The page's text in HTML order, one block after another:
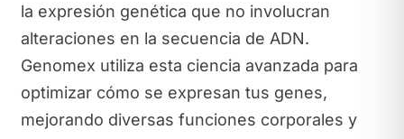
la expresión genética que no involucran
alteraciones en la secuencia de ADN.
Genomex utiliza esta ciencia avanzada para
optimizar cómo se expresan tus genes,
mejorando diversas funciones corporales y